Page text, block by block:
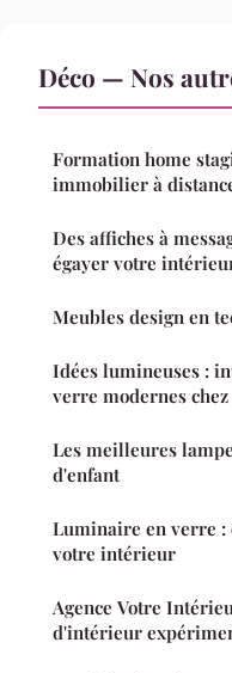
Déco — Nos
Formation home
immobilier à
Des affiches à
égayer votre
Meubles design en
Idées lumineuses :
verre modernes
Les meilleures
d'enfant
Luminaire en verre :
votre intérieur
Agence Votre
d'intérieur